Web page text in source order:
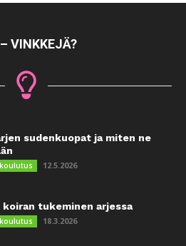
VINKKEJÄ?
sudenkuopat ja miten ne
12.5.2026
koiran tukeminen arjessa
18.3.2026